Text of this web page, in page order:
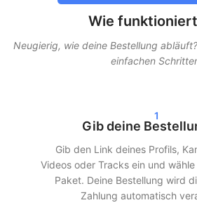
musst niemals dein Passwort teilen,
erfolgen über sichere und bewährte
wirken, damit dein Account geschützt
erfolgen über sichere und bewährte
Dienstleistungen sind so gestaltet, dass
Schnelle Lieferung und
Ergebnisse
Wie
Neugierig, wie deine Bestellung
einfachen
1
Gib deine
Gib den Link deines Profils,
Videos oder Tracks ein und
Paket. Deine Bestellung wird
Zahlung automatisch